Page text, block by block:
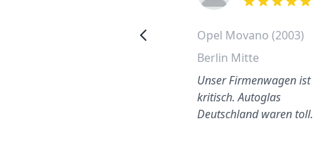
out of 5 stars
Opel Movano (2003)
Berlin Mitte
Unser Firmenwagen ist
kritisch. Autoglas
Deutschland waren toll.